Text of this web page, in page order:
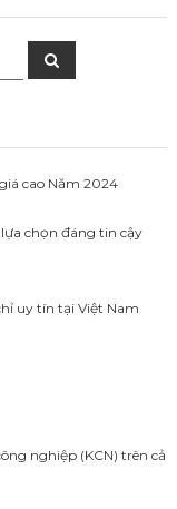
Search
cao Năm 2024
lựa chọn đáng tin cậy
uy tín tại Việt Nam
nghiệp (KCN) trên cả